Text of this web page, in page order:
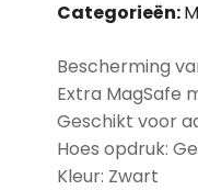
Categorieën:
Bescherming
Extra MagSafe
Geschikt voor
Hoes opdruk:
Kleur: Zwart